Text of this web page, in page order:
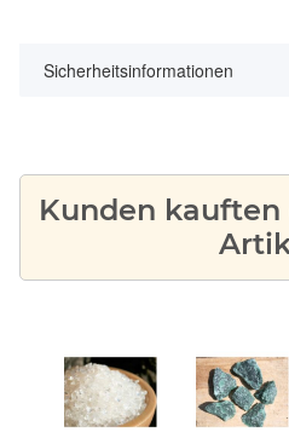
Sicherheitsinformationen
Kunden